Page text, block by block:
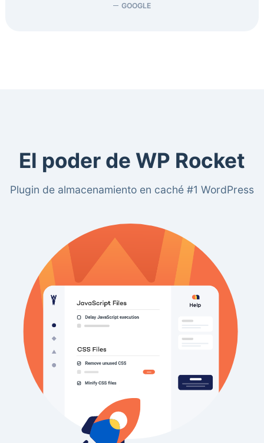
GOOGLE
El poder de WP Rocket
Plugin de almacenamiento en caché #1 WordPress